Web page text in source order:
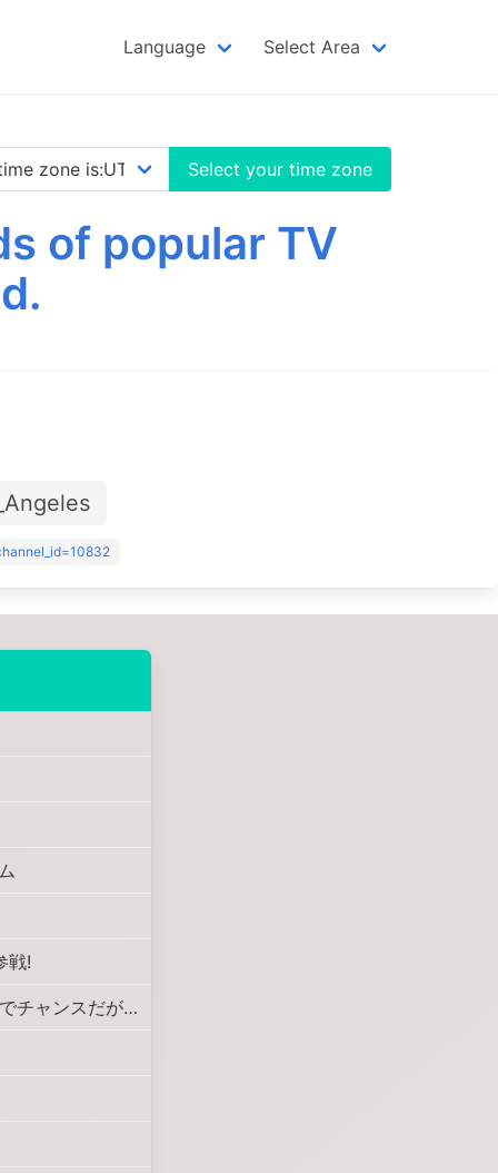
Language Select Area
Select your time zone
of popular TV
戦!
チャンスだが…